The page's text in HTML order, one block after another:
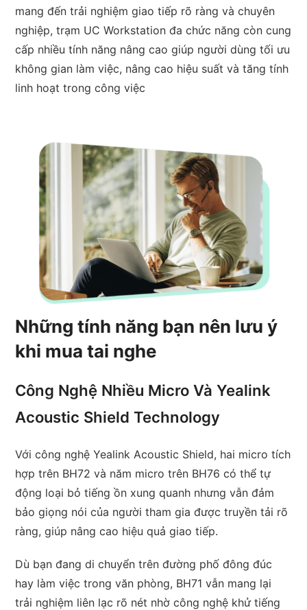
mang đến trải nghiệm giao tiếp rõ ràng và chuyên
nghiệp, trạm UC Workstation đa chức năng còn cung
cấp nhiều tính năng nâng cao giúp người dùng tối ưu
không gian làm việc, nâng cao hiệu suất và tăng tính
linh hoạt trong công việc
Những tính năng bạn nên lưu ý
khi mua tai nghe
Công Nghệ Nhiều Micro Và Yealink
Acoustic Shield Technology
Với công nghệ Yealink Acoustic Shield, hai micro tích
hợp trên BH72 và năm micro trên BH76 có thể tự
động loại bỏ tiếng ồn xung quanh nhưng vẫn đảm
bảo giọng nói của người tham gia được truyền tải rõ
ràng, giúp nâng cao hiệu quả giao tiếp.
Dù bạn đang di chuyển trên đường phố đông đúc
hay làm việc trong văn phòng, BH71 vẫn mang lại
trải nghiệm liên lạc rõ nét nhờ công nghệ khử tiếng